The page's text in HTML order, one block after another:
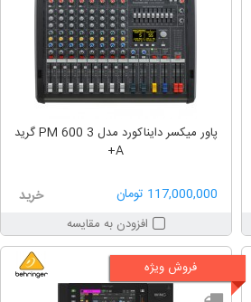
پاور میکسر دایناکورد مدل PM 600 3 گرید
A+
117,000,000 تومان خرید
افزودن به مقایسه
فروش ویژه